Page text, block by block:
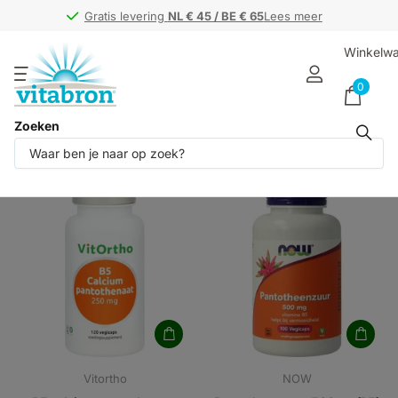
Gratis levering NL € 45 / BE € 65Lees meer
Gratis levering NL € 45 / BE € 65
Zoeken
0
Producten (2)
Vitortho NOW